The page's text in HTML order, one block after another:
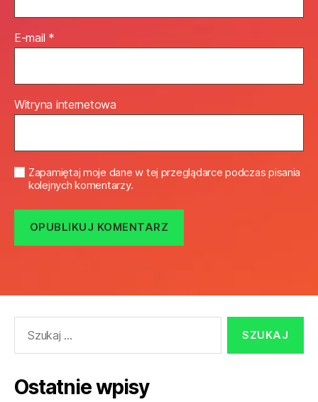
E-mail *
Witryna internetowa
Zapamiętaj moje dane w tej przeglądarce podczas pisania
kolejnych komentarzy.
Ostatnie wpisy